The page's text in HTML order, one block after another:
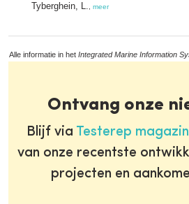
Tyberghein, L. meer
Alle informatie in het Integrated Marine Information
Ontvang onze
Blijf via Testerep
van onze recentste
projecten en